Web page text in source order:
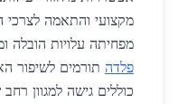
מקצועי והתאמה לצרכי
מפחיתה עלויות הובלה
פלדה תורמים לשיפור
כוללים גישה למגוון